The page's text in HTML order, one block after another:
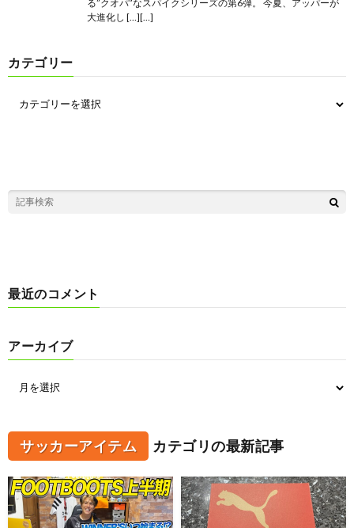
る”クオパ”なスパイクシリーズの第6弾。 今夏、アッパーが
大進化し […][…]
カテゴリー
最近のコメント
アーカイブ
サッカーアイテム カテゴリの最新記事